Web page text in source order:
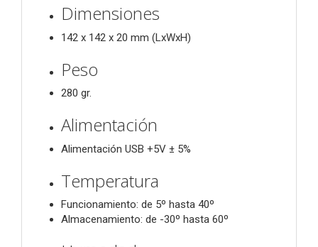
Dimensiones
142 x 142 x 20 mm (LxWxH)
Peso
280 gr.
Alimentación
Alimentación USB +5V ± 5%
Temperatura
Funcionamiento: de 5º hasta 40º
Almacenamiento: de -30º hasta 60º